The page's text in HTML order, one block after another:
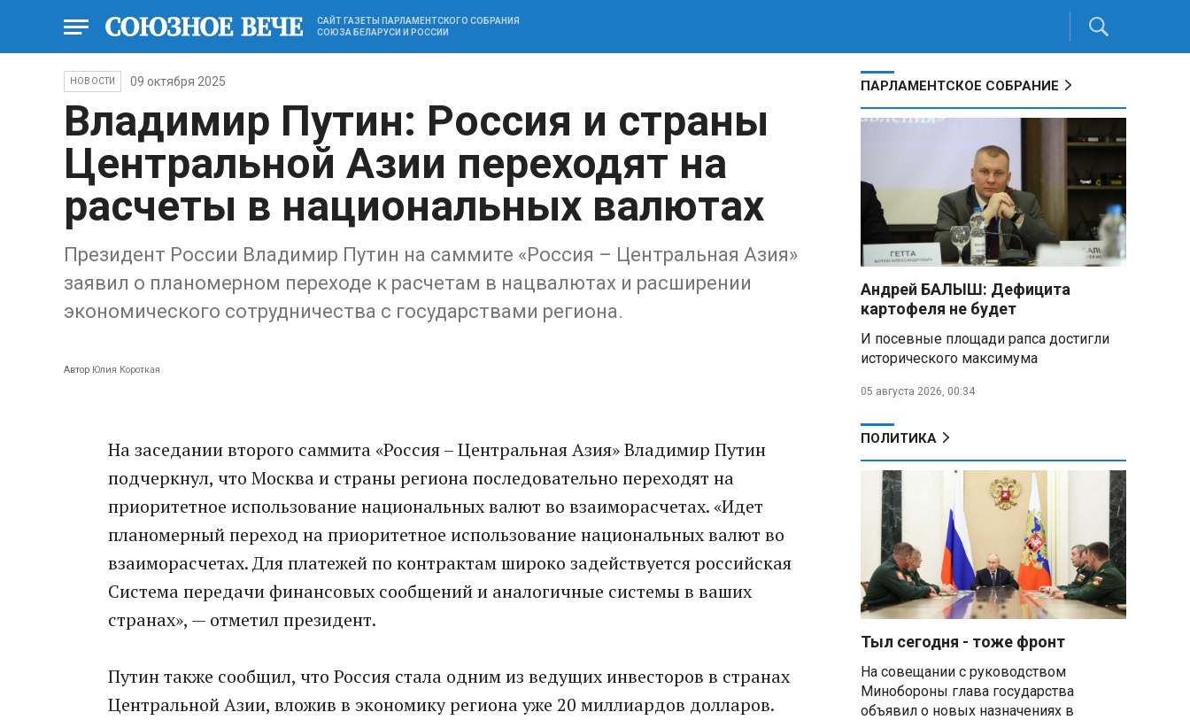
САЙТ ГАЗЕТЫ ПАРЛАМЕНТСКОГО СОБРАНИЯ
СОЮЗА БЕЛАРУСИ И РОССИИ
НОВОСТИ 09 октября 2025
Владимир Путин: Россия и страны
Центральной Азии переходят на
расчеты в национальных валютах
Президент России Владимир Путин на саммите «Россия – Центральная Азия»
заявил о планомерном переходе к расчетам в нацвалютах и расширении
экономического сотрудничества с государствами региона.
Автор Юлия Короткая
На заседании второго саммита «Россия – Центральная Азия» Владимир Путин
подчеркнул, что Москва и страны региона последовательно переходят на
приоритетное использование национальных валют во взаиморасчетах. «Идет
планомерный переход на приоритетное использование национальных валют во
взаиморасчетах. Для платежей по контрактам широко задействуется российская
Система передачи финансовых сообщений и аналогичные системы в ваших
странах», — отметил президент.
Путин также сообщил, что Россия стала одним из ведущих инвесторов в странах
Центральной Азии, вложив в экономику региона уже 20 миллиардов долларов.
ПАРЛАМЕНТСКОЕ СОБРАНИЕ
Андрей БАЛЫШ: Дефицита
картофеля не будет
И посевные площади рапса достигли
исторического максимума
05 августа 2026, 00:34
ПОЛИТИКА
Тыл сегодня - тоже фронт
На совещании с руководством
Минобороны глава государства
объявил о новых назначениях в